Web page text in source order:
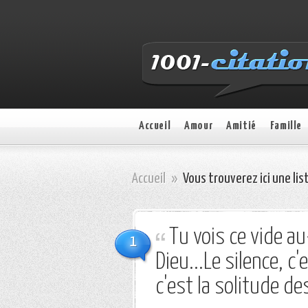
Accueil Amour Amitié Famille
Accueil » Vous trouverez ici une
1
Tu vois ce vide
Dieu...Le silence,
c'est la solitude